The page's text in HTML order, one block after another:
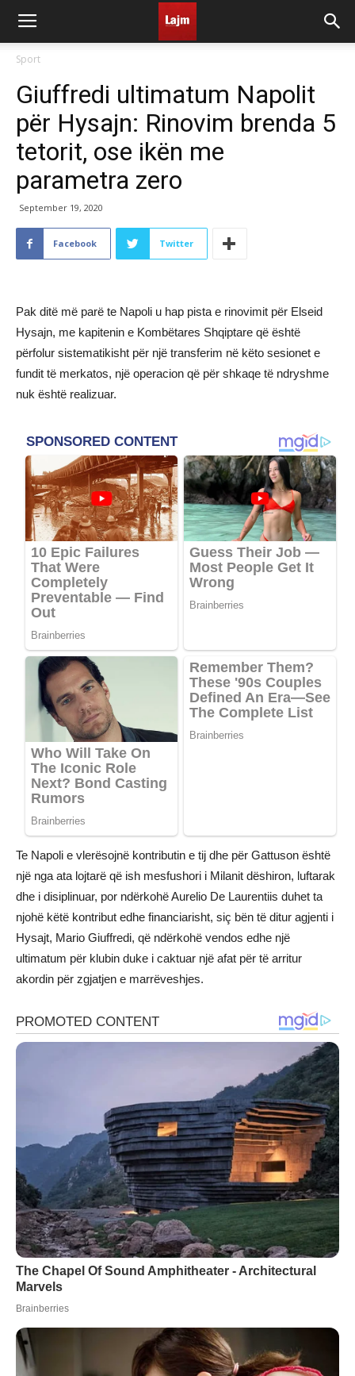
Sport
Giuffredi ultimatum Napolit
për Hysajn: Rinovim brenda 5
tetorit, ose ikën me
parametra zero
September 19, 2020
Facebook Twitter
Pak ditë më parë te Napoli u hap pista e rinovimit për Elseid
Hysajn, me kapitenin e Kombëtares Shqiptare që është
përfolur sistematikisht për një transferim në këto sesionet e
fundit të merkatos, një operacion që për shkaqe të ndryshme
nuk është realizuar.
Te Napoli e vlerësojnë kontributin e tij dhe për Gattuson është
një nga ata lojtarë që ish mesfushori i Milanit dëshiron, luftarak
dhe i disiplinuar, por ndërkohë Aurelio De Laurentiis duhet ta
njohë këtë kontribut edhe financiarisht, siç bën të ditur agjenti i
Hysajt, Mario Giuffredi, që ndërkohë vendos edhe një
ultimatum për klubin duke i caktuar një afat për të arritur
akordin për zgjatjen e marrëveshjes.